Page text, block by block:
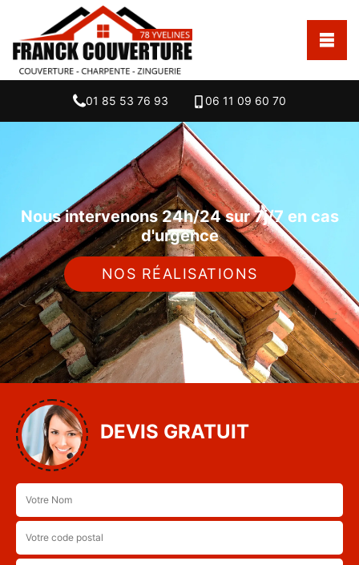
01 85 53 76 93 06 11 09 60 70
Nous intervenons 24h/24 sur 7j/7 en cas
d'urgence
NOS RÉALISATIONS
DEVIS GRATUIT